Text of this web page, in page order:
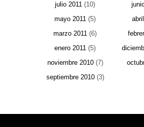
julio 2011 (10)
mayo 2011 (5)
marzo 2011 (6)
enero 2011 (5)
noviembre 2010(7)
septiembre 2010(3)